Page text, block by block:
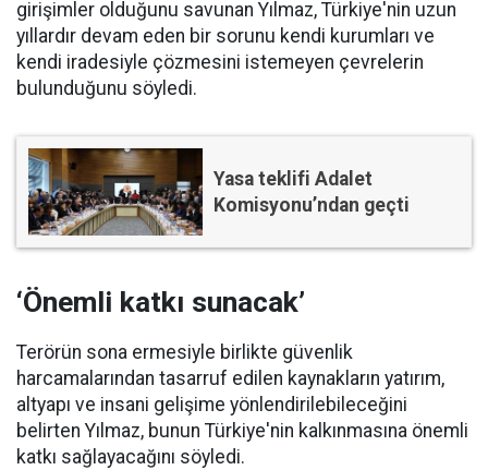
girişimler olduğunu savunan Yılmaz, Türkiye'nin uzun
yıllardır devam eden bir sorunu kendi kurumları ve
kendi iradesiyle çözmesini istemeyen çevrelerin
bulunduğunu söyledi.
Yasa teklifi Adalet
Komisyonu’ndan geçti
‘Önemli katkı sunacak’
Terörün sona ermesiyle birlikte güvenlik
harcamalarından tasarruf edilen kaynakların yatırım,
altyapı ve insani gelişime yönlendirilebileceğini
belirten Yılmaz, bunun Türkiye'nin kalkınmasına önemli
katkı sağlayacağını söyledi.